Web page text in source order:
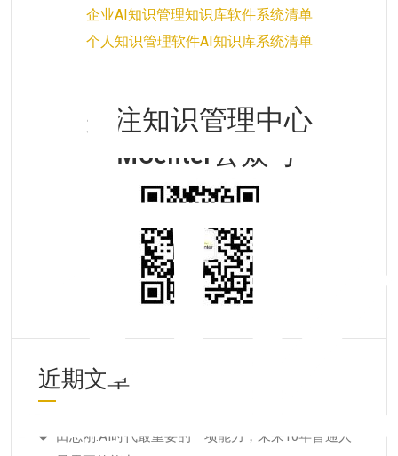
企业AI知识管理知识库软件系统清单
个人知识管理软件AI知识库系统清单
关注知识管理中心
KMCenter公众号
近期文章
田志刚:AI时代最重要的一项能力，未来10年普通人